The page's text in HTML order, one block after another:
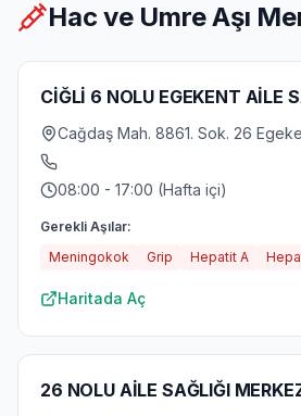
Hac ve Umre Aşı
CİĞLİ 6 NOLU EGEKENT AİLE
Cağdaş Mah. 8861. Sok. 26
08:00 - 17:00 (Hafta içi)
Gerekli Aşılar:
Meningokok
Grip Hepatit A
Haritada Aç
26 NOLU AİLE SAĞLIĞI